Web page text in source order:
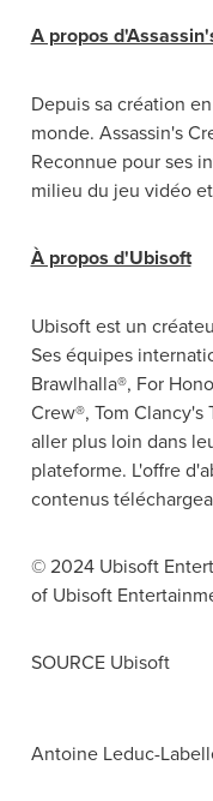
A propos
Depuis sa création
monde. Assassin's
Reconnue pour ses
milieu du jeu vidéo
À propos d'Ubisoft
Ubisoft est un
Ses équipes
Brawlhalla®, For
Crew®, Tom Clancy's
aller plus loin dans
plateforme. L'offre
contenus
© 2024 Ubisoft
of Ubisoft
SOURCE Ubisoft
Antoine Leduc-